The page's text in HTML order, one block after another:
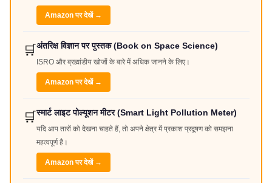
Amazon पर देखें →
🛒अंतरिक्ष विज्ञान पर पुस्तक (Book on Space Science)
ISRO और ब्रह्मांडीय खोजों के बारे में अधिक जानने के लिए।
Amazon पर देखें →
🛒स्मार्ट लाइट पोल्यूशन मीटर (Smart Light Pollution Meter)
यदि आप तारों को देखना चाहते हैं, तो अपने क्षेत्र में प्रकाश प्रदूषण को समझना
महत्वपूर्ण है।
Amazon पर देखें →